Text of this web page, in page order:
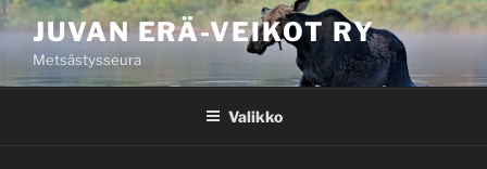
JUVAN ERÄ-VEIKOT RY
Metsästysseura
Valikko